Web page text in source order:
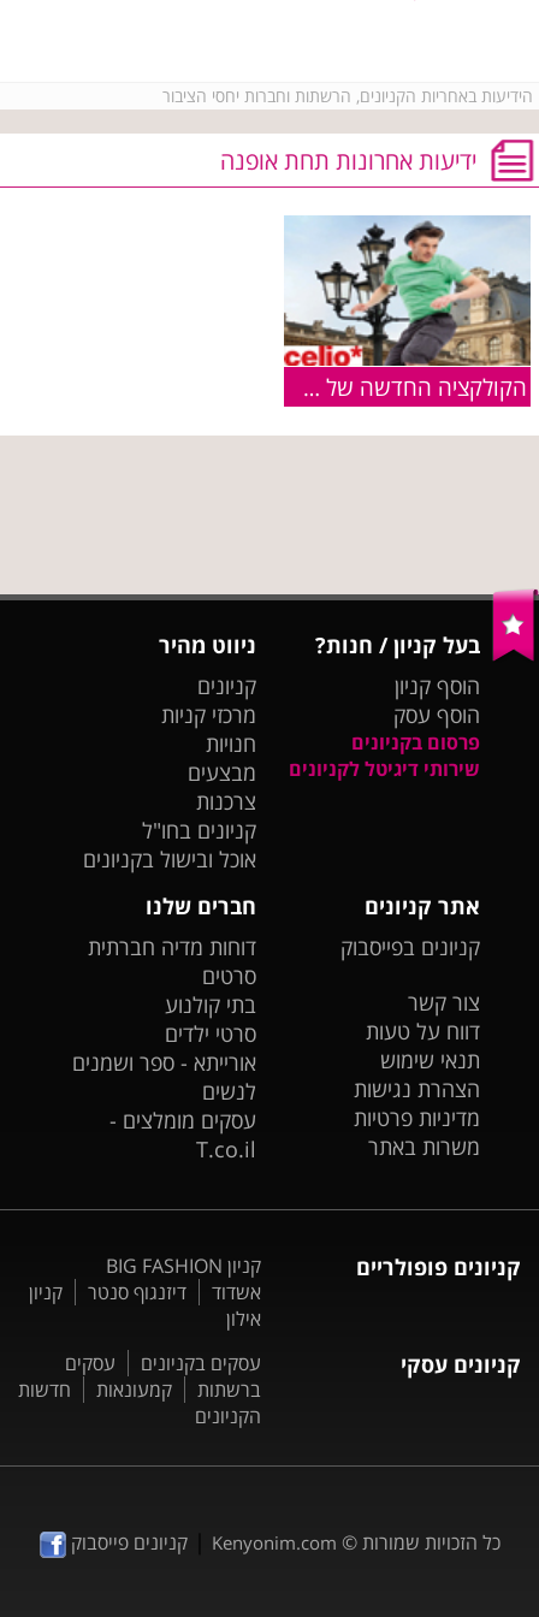
הידיעות באחריות הקניונים, הרשתות וחברות יחסי הציבור
ידיעות אחרונות תחת אופנה
הקולקציה החדשה של CELIO עכשיו בחנויות
בעל קניון / חנות?
הוסף קניון
הוסף עסק
פרסום בקניונים
שירותי דיגיטל לקניונים
ניווט מהיר
קניונים
מרכזי קניות
חנויות
מבצעים
צרכנות
קניונים בחו"ל
אוכל ובישול בקניונים
אתר קניונים
קניונים בפייסבוק
צור קשר
דווח על טעות
תנאי שימוש
הצהרת נגישות
מדיניות פרטיות
משרות באתר
חברים שלנו
דוחות מדיה חברתית
סרטים
בתי קולנוע
סרטי ילדים
אורייתא - ספר ושמנים
לנשים
עסקים מומלצים -
T.co.il
קניונים פופולריים
קניון BIG FASHION
אשדוד
דיזנגוף סנטר
קניון
אילון
קניונים עסקי עסקים בקניונים
עסקים
ברשתות
קמעונאות
חדשות
הקניונים
כל הזכויות שמורות © Kenyonim.com
|קניונים פייסבוק